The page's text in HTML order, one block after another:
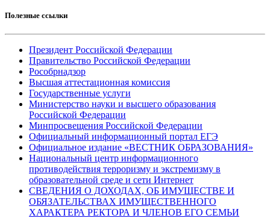
Полезные ссылки
Президент Российской Федерации
Правительство Российской Федерации
Рособрнадзор
Высшая аттестационная комиссия
Государственные услуги
Министерство науки и высшего образования
Российской Федерации
Минпросвещения Российской Федерации
Официальный информационный портал ЕГЭ
Официальное издание «ВЕСТНИК ОБРАЗОВАНИЯ»
Национальный центр информационного
противодействия терроризму и экстремизму в
образовательной среде и сети Интернет
СВЕДЕНИЯ О ДОХОДАХ, ОБ ИМУЩЕСТВЕ И
ОБЯЗАТЕЛЬСТВАХ ИМУЩЕСТВЕННОГО
ХАРАКТЕРА РЕКТОРА И ЧЛЕНОВ ЕГО СЕМЬИ